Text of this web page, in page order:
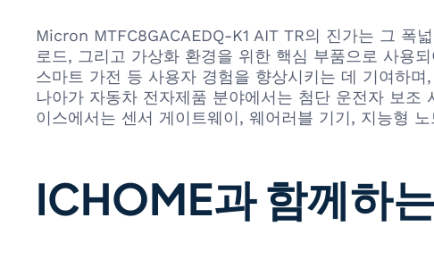
Micron MTFC8GACAEDQ-K1 AIT TR의 진가는 그 폭
로드, 그리고 가상화 환경을 위한 핵심 부품으로 사용
스마트 가전 등 사용자 경험을 향상시키는 데 기여하
나아가 자동차 전자제품 분야에서는 첨단 운전자 보
이스에서는 센서 게이트웨이, 웨어러블 기기, 지능형
ICHOME과 함께하